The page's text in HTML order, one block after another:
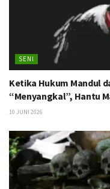
SENI
Ketika Hukum Mandul
“Menyangkal”, Hantu
10 JUNI 2026